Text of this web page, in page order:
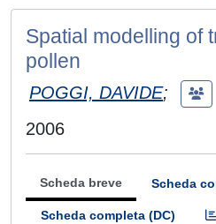
Spatial modelling of
pollen
POGGI, DAVIDE;
2006
Scheda breve Scheda
Scheda completa (DC)